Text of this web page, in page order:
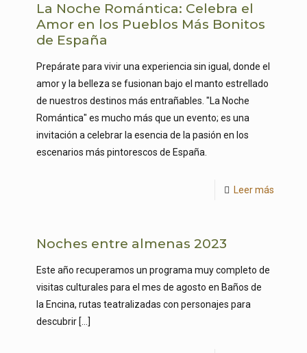
La Noche Romántica: Celebra el
Amor en los Pueblos Más Bonitos
de España
Prepárate para vivir una experiencia sin igual, donde el
amor y la belleza se fusionan bajo el manto estrellado
de nuestros destinos más entrañables. "La Noche
Romántica" es mucho más que un evento; es una
invitación a celebrar la esencia de la pasión en los
escenarios más pintorescos de España.
Leer más
Noches entre almenas 2023
Este año recuperamos un programa muy completo de
visitas culturales para el mes de agosto en Baños de
la Encina, rutas teatralizadas con personajes para
descubrir […]